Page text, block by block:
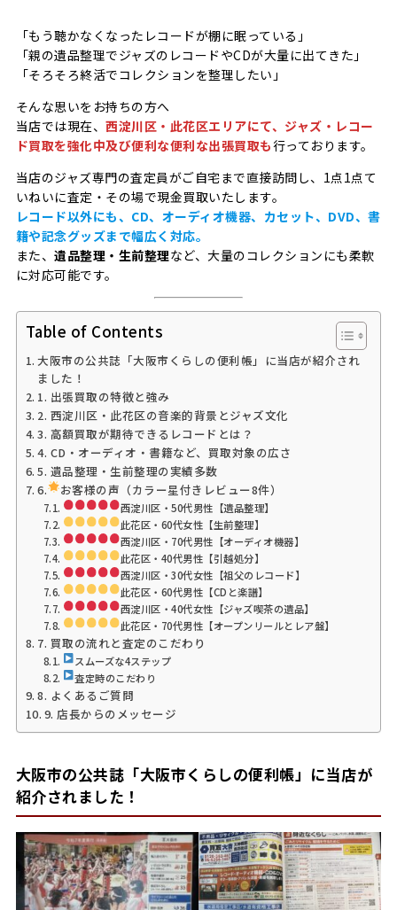
「もう聴かなくなったレコードが棚に眠っている」
「親の遺品整理でジャズのレコードやCDが大量に出てきた」
「そろそろ終活でコレクションを整理したい」
そんな思いをお持ちの方へ――
当店では現在、西淀川区・此花区エリアにて、ジャズ・レコー
ド買取を強化中及び便利な便利な出張買取も行っております。
当店のジャズ専門の査定員がご自宅まで直接訪問し、1点1点て
いねいに査定・その場で現金買取いたします。
レコード以外にも、CD、オーディオ機器、カセット、DVD、書
籍や記念グッズまで幅広く対応。
また、遺品整理・生前整理など、大量のコレクションにも柔軟
に対応可能です。
Table of Contents
大阪市の公共誌「大阪市くらしの便利帳」に当店が紹介され
ました！
1. 出張買取の特徴と強み
2. 西淀川区・此花区の音楽的背景とジャズ文化
3. 高額買取が期待できるレコードとは？
4. CD・オーディオ・書籍など、買取対象の広さ
5. 遺品整理・生前整理の実績多数
6.
お客様の声（カラー星付きレビュー8件）
西淀川区・50代男性【遺品整理】
此花区・60代女性【生前整理】
西淀川区・70代男性【オーディオ機器】
此花区・40代男性【引越処分】
西淀川区・30代女性【祖父のレコード】
此花区・60代男性【CDと楽譜】
西淀川区・40代女性【ジャズ喫茶の遺品】
此花区・70代男性【オープンリールとレア盤】
7. 買取の流れと査定のこだわり
スムーズな4ステップ
査定時のこだわり
8. よくあるご質問
9. 店長からのメッセージ
大阪市の公共誌「大阪市くらしの便利帳」に当店が
紹介されました！